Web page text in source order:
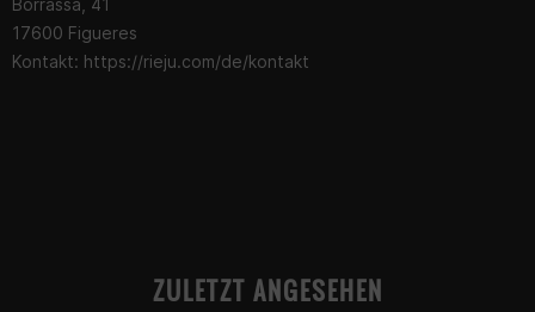
Borrassà, 41
17600 Figueres
Kontakt: https://rieju.com/de/kontakt
ZULETZT ANGESEHEN